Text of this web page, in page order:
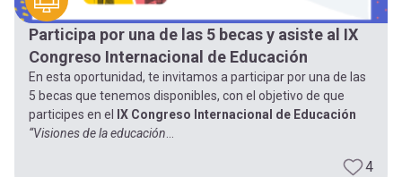
Participa por una de las 5 becas y asiste al IX
Congreso Internacional de Educación
En esta oportunidad, te invitamos a participar por una de las
5 becas que tenemos disponibles, con el objetivo de que
participes en el
IX Congreso Internacional de Educación
“Visiones de la educación
4